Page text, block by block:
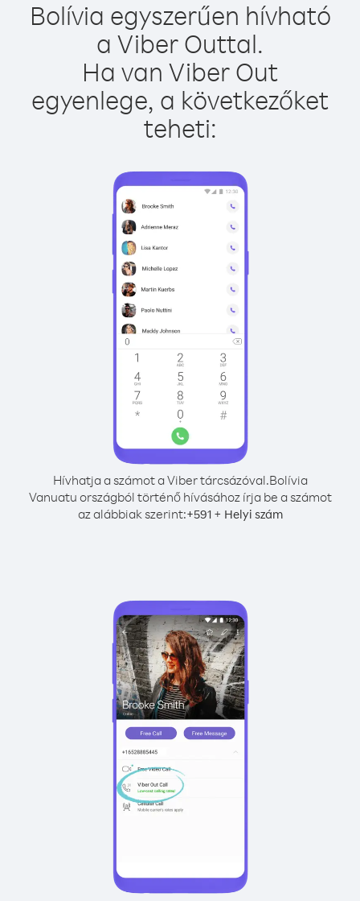
Bolívia egyszerűen hívható
a Viber Outtal.
Ha van Viber Out
egyenlege, a következőket
teheti:
Hívhatja a számot a Viber tárcsázóval.Bolívia
Vanuatu országból történő hívásához írja be a számot
az alábbiak szerint:+591+ Helyi szám